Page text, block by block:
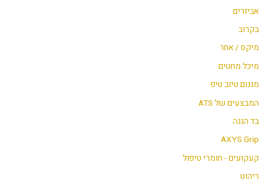
אביזרים
בקרוב
מיקס / אחר
מיכל מחטים
מגנום טיוב טיפ
המבצעים של ATS
בד הגנה
AXYS Grip
קעקועים - חומרי טיפול
ריהוט